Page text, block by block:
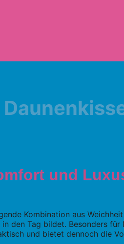
und
Kombination aus
den Tag bildet. Besonders
und bietet dennoch die